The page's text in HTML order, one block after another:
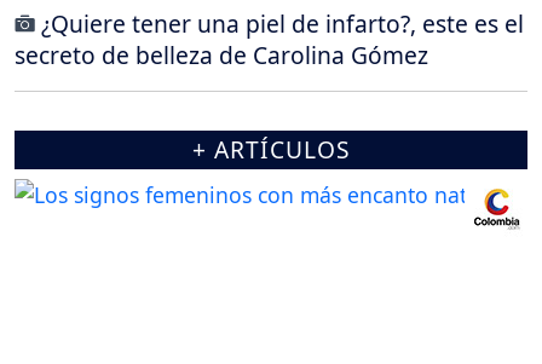
¿Quiere tener una piel de infarto?, este es el
secreto de belleza de Carolina Gómez
+ ARTÍCULOS